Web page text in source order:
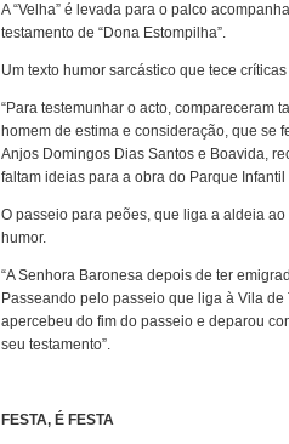
A “Velha” é levada para o palco
testamento de “Dona Estompilha”.
Um texto humor sarcástico que tece
“Para testemunhar o acto, compareceram
homem de estima e consideração, que se
Anjos Domingos Dias Santos e Boavida,
faltam ideias para a obra do Parque
O passeio para peões, que liga a aldeia
humor.
“A Senhora Baronesa depois de ter
Passeando pelo passeio que liga à Vila
apercebeu do fim do passeio e deparou
seu testamento”.
FESTA, É FESTA